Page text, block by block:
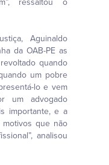
Aguinaldo
da OAB-PE as
quando
um pobre
lo e vem
um advogado
importante, e a
que não
analisou